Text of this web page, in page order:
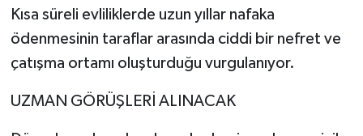
Kısa süreli evliliklerde uzun yıllar nafaka
ödenmesinin taraflar arasında ciddi bir nefret ve
çatışma ortamı oluşturduğu vurgulanıyor.
UZMAN GÖRÜŞLERİ ALINACAK